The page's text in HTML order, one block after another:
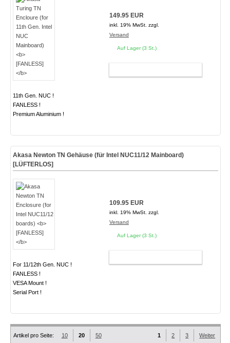
11th Gen. NUC !
FANLESS !
Premium Aluminium !
149.95 EUR
inkl. 19% MwSt. zzgl.
Versand
Auf Lager (3 St.)
Akasa Newton TN Gehäuse (für Intel NUC11/12 Mainboard)
[LÜFTERLOS]
For 11/12th Gen. NUC !
FANLESS !
VESA Mount !
Serial Port !
109.95 EUR
inkl. 19% MwSt. zzgl.
Versand
Auf Lager (3 St.)
Artikel pro Seite: 10 20 50 1 2 3 Weiter